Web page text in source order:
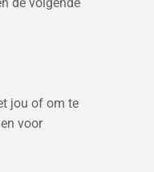
jou of om te
voor